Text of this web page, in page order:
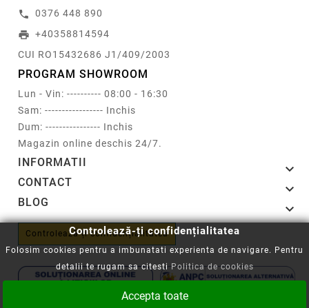
call 0376 448 890
print +40358814594
CUI RO15432686 J1/409/2003
PROGRAM SHOWROOM
Lun - Vin: ---------- 08:00 - 16:30
Sam: ----------------- Inchis
Dum: ---------------- Inchis
Magazin online deschis 24/7.
INFORMATII 
CONTACT 
BLOG 
Controlează-ți confidențialitatea
Controlează-ți confidențialitatea
Folosim cookies pentru a imbunatati experienta de navigare. Pentru
detalii te rugam sa citestiPolitica de cookies
Accepta toate